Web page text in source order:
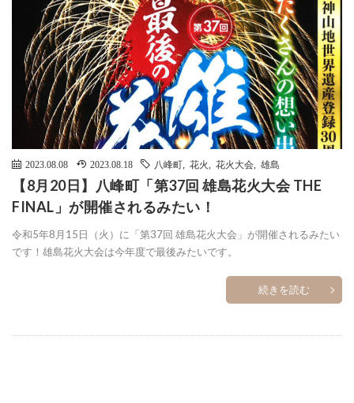
2023.08.08 2023.08.18 八峰町 花火 花火大会 雄島
【8月20日】八峰町「第37回 雄島花火大会 THE
FINAL」が開催されるみたい！
令和5年8月15日（火）に「第37回 雄島花火大会」が開催されるみたい
です！雄島花火大会は今年度で最後みたいです。
続きを読む